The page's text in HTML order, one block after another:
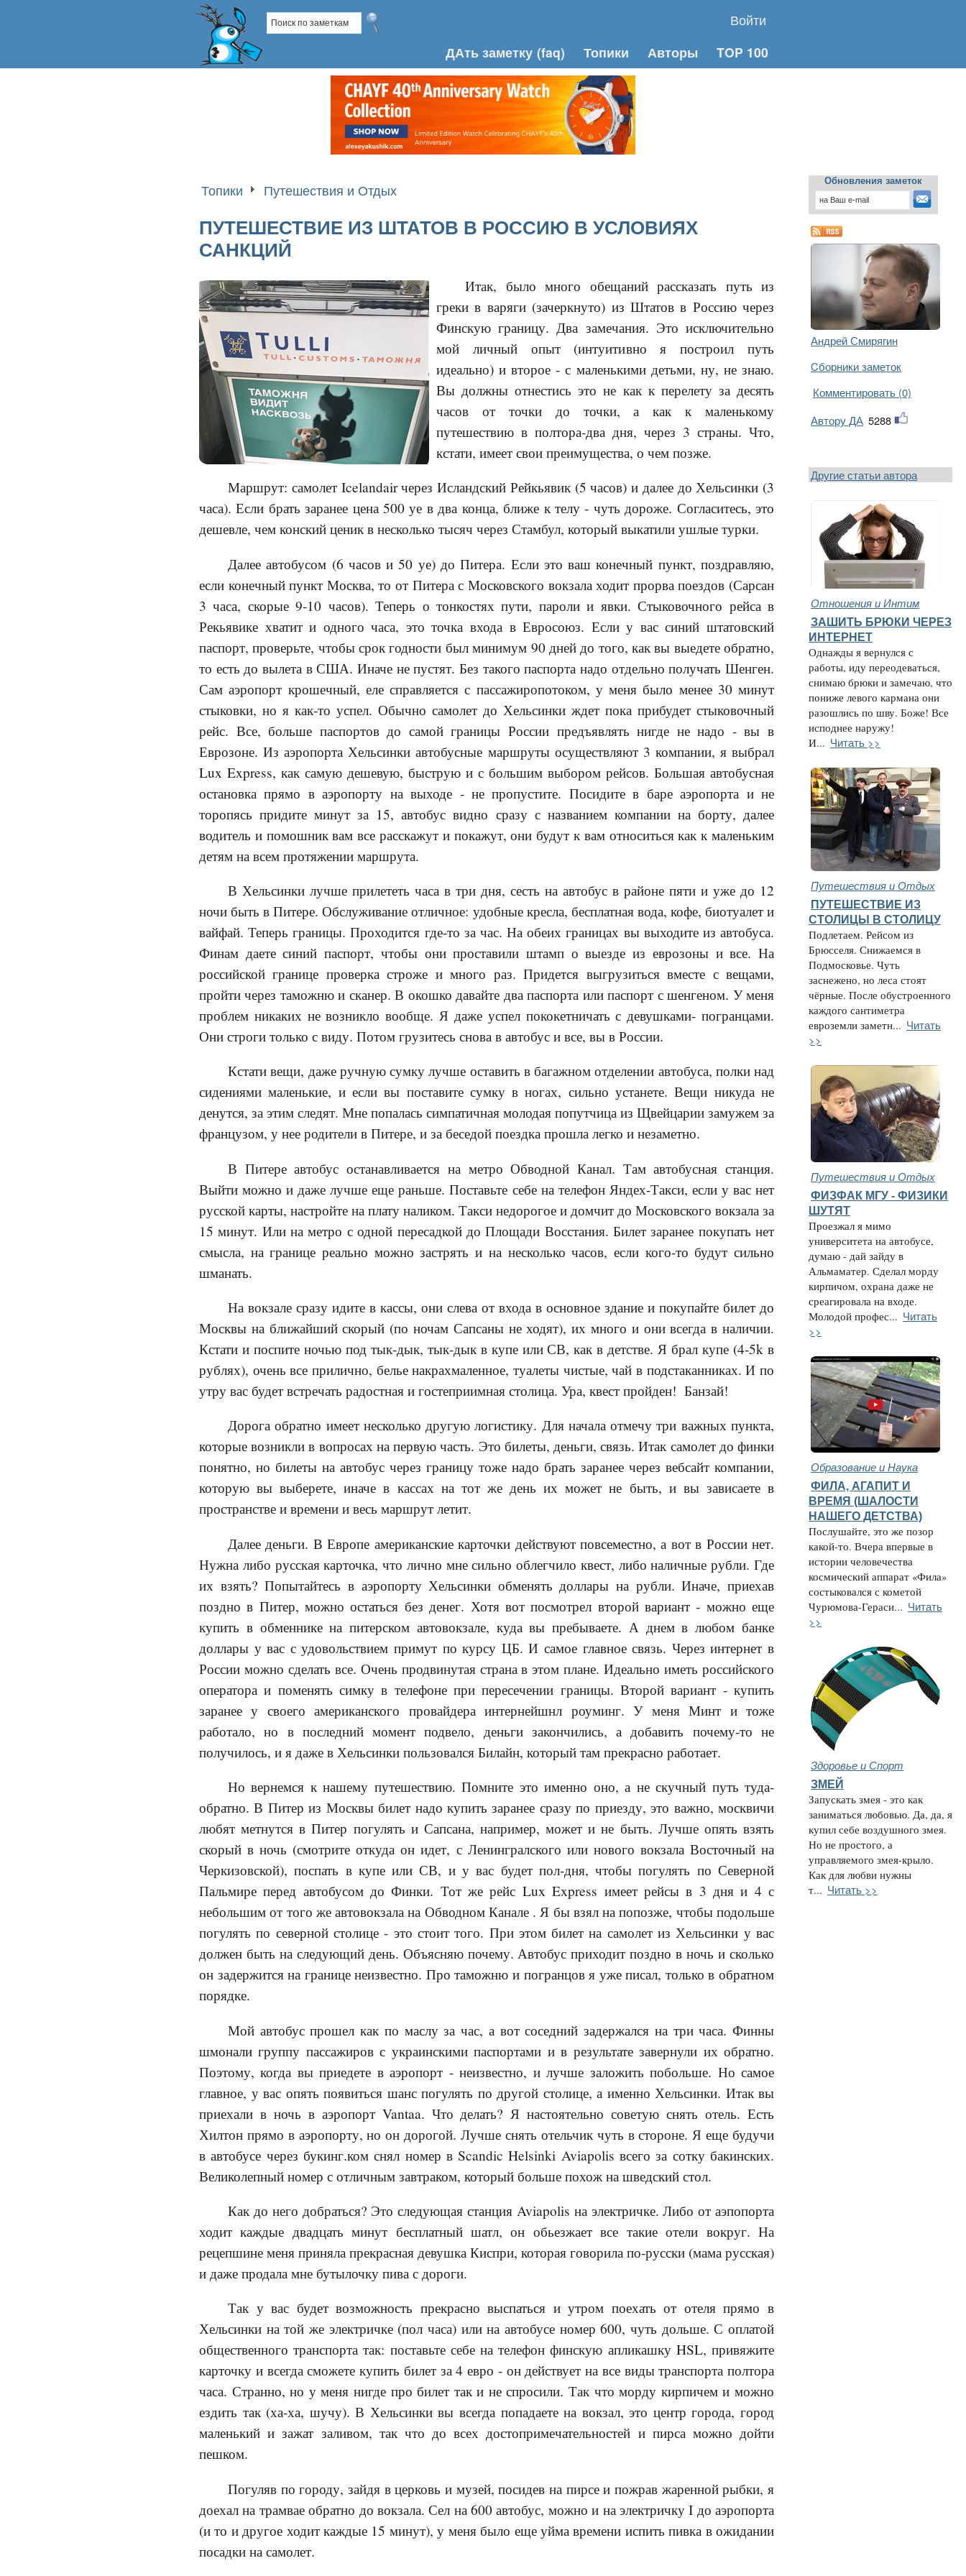
Войти
ДАть заметку (faq) Топики Авторы TOP 100
Топики Путешествия и Отдых
ПУТЕШЕСТВИЕ ИЗ ШТАТОВ В РОССИЮ В УСЛОВИЯХ
САНКЦИЙ
Итак, было много обещаний рассказать путь из
греки в варяги (зачеркнуто) из Штатов в Россию через
Финскую границу. Два замечания. Это исключительно
мой личный опыт (интуитивно я построил путь
идеально) и второе - с маленькими детьми, ну, не знаю.
Вы должны отнестись это не как к перелету за десять
часов от точки до точки, а как к маленькому
путешествию в полтора-два дня, через 3 страны. Что,
кстати, имеет свои преимущества, о чем позже.
Маршрут: самолет Icelandair через Исландский Рейкьявик (5 часов) и далее до Хельсинки (3
часа). Если брать заранее цена 500 уе в два конца, ближе к телу - чуть дороже. Согласитесь, это
дешевле, чем конский ценик в несколько тысяч через Стамбул, который выкатили ушлые турки.
Далее автобусом (6 часов и 50 уе) до Питера. Если это ваш конечный пункт, поздравляю,
если конечный пункт Москва, то от Питера с Московского вокзала ходит прорва поездов (Сарсан
3 часа, скорые 9-10 часов). Теперь о тонкостях пути, пароли и явки. Стыковочного рейса в
Рекьявике хватит и одного часа, это точка входа в Евросоюз. Если у вас синий штатовский
паспорт, проверьте, чтобы срок годности был минимум 90 дней до того, как вы выедете обратно,
то есть до вылета в США. Иначе не пустят. Без такого паспорта надо отдельно получать Шенген.
Сам аэропорт крошечный, еле справляется с пассажиропотоком, у меня было менее 30 минут
стыковки, но я как-то успел. Обычно самолет до Хельсинки ждет пока прибудет стыковочный
рейс. Все, больше паспортов до самой границы России предъявлять нигде не надо - вы в
Еврозоне. Из аэропорта Хельсинки автобусные маршруты осуществляют 3 компании, я выбрал
Lux Express, как самую дешевую, быструю и с большим выбором рейсов. Большая автобусная
остановка прямо в аэропорту на выходе - не пропустите. Посидите в баре аэропорта и не
торопясь придите минут за 15, автобус видно сразу с названием компании на борту, далее
водитель и помошник вам все расскажут и покажут, они будут к вам относиться как к маленьким
детям на всем протяжении маршрута.
В Хельсинки лучше прилететь часа в три дня, сесть на автобус в районе пяти и уже до 12
ночи быть в Питере. Обслуживание отличное: удобные кресла, бесплатная вода, кофе, биотуалет и
вайфай. Теперь границы. Проходится где-то за час. На обеих границах вы выходите из автобуса.
Финам даете синий паспорт, чтобы они проставили штамп о выезде из еврозоны и все. На
российской границе проверка строже и много раз. Придется выгрузиться вместе с вещами,
пройти через таможню и сканер. В окошко давайте два паспорта или паспорт с шенгеном. У меня
проблем никаких не возникло вообще. Я даже успел пококетничать с девушками- погранцами.
Они строги только с виду. Потом грузитесь снова в автобус и все, вы в России.
Кстати вещи, даже ручную сумку лучше оставить в багажном отделении автобуса, полки над
сидениями маленькие, и если вы поставите сумку в ногах, сильно устанете. Вещи никуда не
денутся, за этим следят. Мне попалась симпатичная молодая попутчица из Щвейцарии замужем за
французом, у нее родители в Питере, и за беседой поездка прошла легко и незаметно.
В Питере автобус останавливается на метро Обводной Канал. Там автобусная станция.
Выйти можно и даже лучше еще раньше. Поставьте себе на телефон Яндех-Такси, если у вас нет
русской карты, настройте на плату наликом. Такси недорогое и домчит до Московского вокзала за
15 минут. Или на метро с одной пересадкой до Площади Восстания. Билет заранее покупать нет
смысла, на границе реально можно застрять и на несколько часов, если кого-то будут сильно
шманать.
На вокзале сразу идите в кассы, они слева от входа в основное здание и покупайте билет до
Москвы на ближайший скорый (по ночам Сапсаны не ходят), их много и они всегда в наличии.
Кстати и поспите ночью под тык-дык, тык-дык в купе или СВ, как в детстве. Я брал купе (4-5k в
рублях), очень все прилично, белье накрахмаленное, туалеты чистые, чай в подстаканниках. И по
утру вас будет встречать радостная и гостеприимная столица. Ура, квест пройден! Банзай!
Дорога обратно имеет несколько другую логистику. Для начала отмечу три важных пункта,
которые возникли в вопросах на первую часть. Это билеты, деньги, связь. Итак самолет до финки
понятно, но билеты на автобус через границу тоже надо брать заранее через вебсайт компании,
которую вы выберете, иначе в кассах на тот же день их может не быть, и вы зависаете в
пространстве и времени и весь маршрут летит.
Далее деньги. В Европе американские карточки действуют повсеместно, а вот в России нет.
Нужна либо русская карточка, что лично мне сильно облегчило квест, либо наличные рубли. Где
их взять? Попытайтесь в аэропорту Хельсинки обменять доллары на рубли. Иначе, приехав
поздно в Питер, можно остаться без денег. Хотя вот посмотрел второй вариант - можно еще
купить в обменнике на питерском автовокзале, куда вы пребываете. А днем в любом банке
доллары у вас с удовольствием примут по курсу ЦБ. И самое главное связь. Через интернет в
России можно сделать все. Очень продвинутая страна в этом плане. Идеально иметь российского
оператора и поменять симку в телефоне при пересечении границы. Второй вариант - купить
заранее у своего американского провайдера интернейшнл роуминг. У меня Минт и тоже
работало, но в последний момент подвело, деньги закончились, а добавить почему-то не
получилось, и я даже в Хельсинки пользовался Билайн, который там прекрасно работает.
Но вернемся к нашему путешествию. Помните это именно оно, а не скучный путь туда-
обратно. В Питер из Москвы билет надо купить заранее сразу по приезду, это важно, москвичи
любят метнутся в Питер погулять и Сапсана, например, может и не быть. Лучше опять взять
скорый в ночь (смотрите откуда он идет, с Ленингралского или нового вокзала Восточный на
Черкизовской), поспать в купе или СВ, и у вас будет пол-дня, чтобы погулять по Северной
Пальмире перед автобусом до Финки. Тот же рейс Lux Express имеет рейсы в 3 дня и 4 с
небольшим от того же автовокзала на Обводном Канале . Я бы взял на попозже, чтобы подольше
погулять по северной столице - это стоит того. При этом билет на самолет из Хельсинки у вас
должен быть на следующий день. Объясняю почему. Автобус приходит поздно в ночь и сколько
он задержится на границе неизвестно. Про таможню и погранцов я уже писал, только в обратном
порядке.
Мой автобус прошел как по маслу за час, а вот соседний задержался на три часа. Финны
шмонали группу пассажиров с украинскими паспортами и в результате завернули их обратно.
Поэтому, когда вы приедете в аэропорт - неизвестно, и лучше заложить побольше. Но самое
главное, у вас опять появиться шанс погулять по другой столице, а именно Хельсинки. Итак вы
приехали в ночь в аэропорт Vantaa. Что делать? Я настоятельно советую снять отель. Есть
Хилтон прямо в аэропорту, но он дорогой. Лучше снять отельчик чуть в стороне. Я еще будучи
в автобусе через букинг.ком снял номер в Scandic Helsinki Aviapolis всего за сотку бакинских.
Великолепный номер с отличным завтраком, который больше похож на шведский стол.
Как до него добраться? Это следующая станция Aviapolis на электричке. Либо от аэпопорта
ходит каждые двадцать минут бесплатный шатл, он обьезжает все такие отели вокруг. На
рецепшине меня приняла прекрасная девушка Киспри, которая говорила по-русски (мама русская)
и даже продала мне бутылочку пива с дороги.
Так у вас будет возможность прекрасно выспаться и утром поехать от отеля прямо в
Хельсинки на той же электричке (пол часа) или на автобусе номер 600, чуть дольше. С оплатой
общественного транспорта так: поставьте себе на телефон финскую апликашку HSL, привяжите
карточку и всегда сможете купить билет за 4 евро - он действует на все виды транспорта полтора
часа. Странно, но у меня нигде про билет так и не спросили. Так что морду кирпичем и можно
ездить так (ха-ха, шучу). В Хельсинки вы всегда попадаете на вокзал, это центр города, город
маленький и зажат заливом, так что до всех достопримечательностей и пирса можно дойти
пешком.
Погуляв по городу, зайдя в церковь и музей, посидев на пирсе и пожрав жаренной рыбки, я
доехал на трамвае обратно до вокзала. Сел на 600 автобус, можно и на электричку I до аэропорта
(и то и другое ходит каждые 15 минут), у меня было еще уйма времени испить пивка в ожидании
посадки на самолет.
Обновления заметок
Андрей Смирягин
Cборники заметок
Комментировать (0)
Автору ДА 5288
Другие статьи автора
Отношения и Интим
ЗАШИТЬ БРЮКИ ЧЕРЕЗ
ИНТЕРНЕТ
Однажды я вернулся с
работы, иду переодеваться,
снимаю брюки и замечаю, что
пониже левого кармана они
разошлись по шву. Боже! Все
исподнее наружу!
И... Читать >>
Путешествия и Отдых
ПУТЕШЕСТВИЕ ИЗ
СТОЛИЦЫ В СТОЛИЦУ
Подлетаем. Рейсом из
Брюсселя. Снижаемся в
Подмосковье. Чуть
заснежено, но леса стоят
чёрные. После обустроенного
каждого сантиметра
евроземли заметн... Читать
>>
Путешествия и Отдых
ФИЗФАК МГУ - ФИЗИКИ
ШУТЯТ
Проезжал я мимо
университета на автобусе,
думаю - дай зайду в
Альмаматер. Сделал морду
кирпичом, охрана даже не
среагировала на входе.
Молодой профес... Читать
>>
Образование и Наука
ФИЛА, АГАПИТ И
ВРЕМЯ (ШАЛОСТИ
НАШЕГО ДЕТСТВА)
Послушайте, это же позор
какой-то. Вчера впервые в
истории человечества
космический аппарат «Фила»
состыковался с кометой
Чурюмова-Гераси... Читать
>>
Здоровье и Спорт
ЗМЕЙ
Запускать змея - это как
заниматься любовью. Да, да, я
купил себе воздушного змея.
Но не простого, а
управляемого змея-крыло.
Как для любви нужны
т... Читать >>